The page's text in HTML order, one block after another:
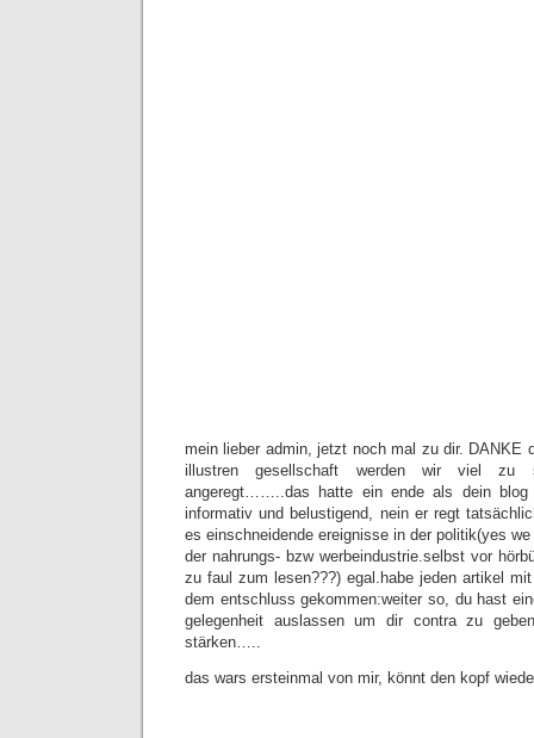
mein lieber admin, jetzt noch mal zu dir. DANKE
illustren gesellschaft werden wir viel zu
angeregt……..das hatte ein ende als dein
informativ und belustigend, nein er regt
es einschneidende ereignisse in der politik(yes
der nahrungs- bzw werbeindustrie.selbst vor
zu faul zum lesen???) egal.habe jeden artikel
dem entschluss gekommen:weiter so, du hast
gelegenheit auslassen um dir contra zu
stärken…..
das wars ersteinmal von mir, könnt den kopf